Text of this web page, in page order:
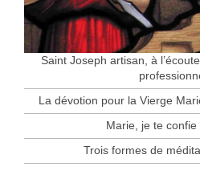
Saint Joseph artisan, à
La dévotion pour la Vierge
Marie, je te
Trois formes de